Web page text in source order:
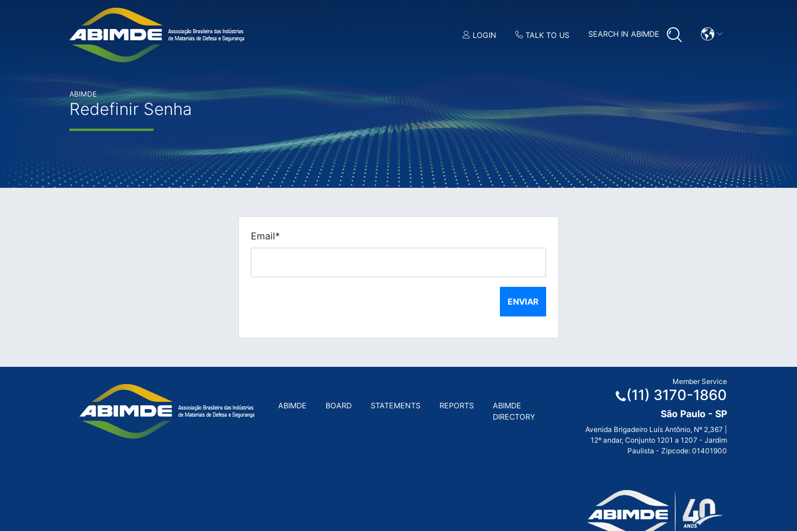
LOGIN TALK TO US SEARCH IN ABIMDE
ABIMDE
Redefinir Senha
Email*
ABIMDE BOARD STATEMENTS REPORTS
ABIMDE
DIRECTORY
Member Service
(11) 3170-1860
São Paulo - SP
Avenida Brigadeiro Luís Antônio, Nº 2,367 |
12º andar, Conjunto 1201 a 1207 - Jardim
Paulista - Zipcode: 01401900